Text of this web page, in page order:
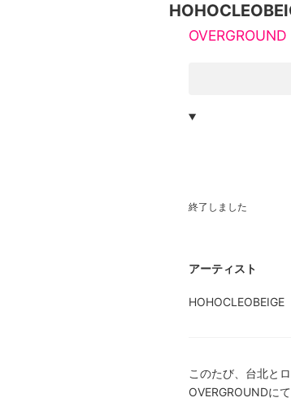
OVERGROUND
終了しました
アーティスト
HOHOCLEOBEIGE
このたび、台北と
OVERGROUNDに